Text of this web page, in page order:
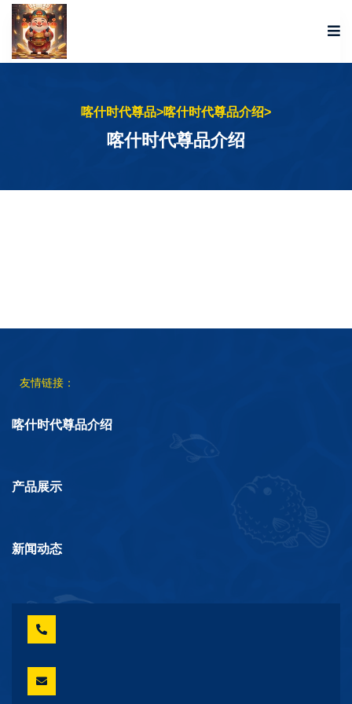
喀什时代尊品>喀什时代尊品介绍>
喀什时代尊品介绍
友情链接：
喀什时代尊品介绍
产品展示
新闻动态